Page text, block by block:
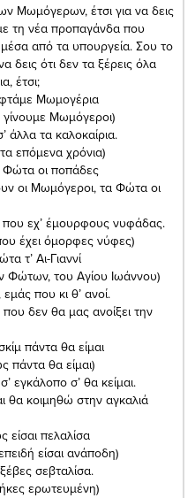
Μωμόγερων, έτσι για να δεις
τη νέα προπαγάνδα που
μέσα από τα υπουργεία. Σου το
δεις ότι δεν τα ξέρεις όλα
έτσι;
Μωμογέρια
Μωμόγεροι)
άλλα τα καλοκαίρια.
επόμενα χρόνια)
Φώτα οι ποπάδες
οι Μωμόγεροι, τα Φώτα οι
που εχ’ έμουρφους νυφάδας.
έχει όμορφες νύφες)
τ’ Αι-Γιαννί
Φώτων, του Αγίου Ιωάννου)
που κι θ’ ανοί.
δεν θα μας ανοίξει την
πάντα θα είμαι
θα είμαι)
εγκάλοπο σ’ θα κείμαι.
κοιμηθώ στην αγκαλιά
πελαλίσα
είσαι ανάποδη)
σεβταλίσα.
ερωτευμένη)